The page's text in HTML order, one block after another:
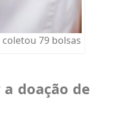
79 bolsas
doação de